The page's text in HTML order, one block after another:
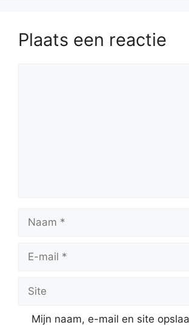
Plaats een reactie
mail
Mijn naam, e-mail en site